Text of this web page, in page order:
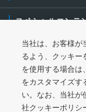
スペシャルコンテ
ご利用条件・ご
ソーシャルメディア
特定個人情報等の基
当社は、お客様が
るよう、クッキー
を使用する場合は
をカスタマイズす
い。なお、当社が
社クッキーポリシ